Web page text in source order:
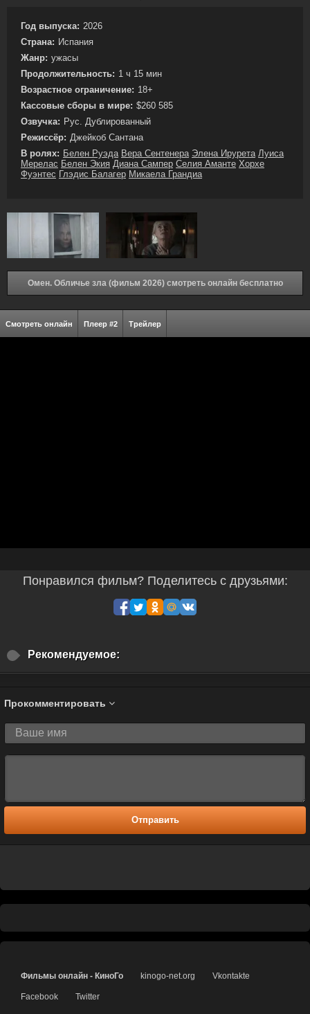
Год выпуска: 2026
Страна: Испания
Жанр: ужасы
Продолжительность: 1 ч 15 мин
Возрастное ограничение: 18+
Кассовые сборы в мире: $260 585
Озвучка: Рус. Дублированный
Режиссёр: Джейкоб Сантана
В ролях: Белен Руэда Вера Сентенера Элена Ирурета Луиса
Мерелас Белен Экия Диана Сампер Селия Аманте Хорхе
Фуэнтес Глэдис Балагер Микаела Грандиа
Омен. Обличье зла (фильм 2026) смотреть онлайн бесплатно
Смотреть онлайн Плеер #2 Трейлер
Понравился фильм? Поделитесь с друзьями:
Рекомендуемое:
Прокомментировать
Отправить
Фильмы онлайн - КиноГо kinogo-net.org Vkontakte
Facebook Twitter